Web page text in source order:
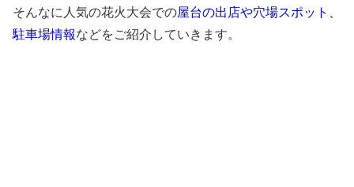
そんなに人気の花火大会での屋台の出店や穴場スポット、
駐車場情報などをご紹介していきます。